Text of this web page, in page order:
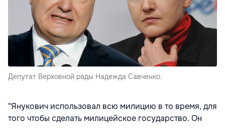
Депутат Верховной рады Надежда Савченко.
"Янукович использовал всю милицию в то время, для
того чтобы сделать милицейское государство. Он